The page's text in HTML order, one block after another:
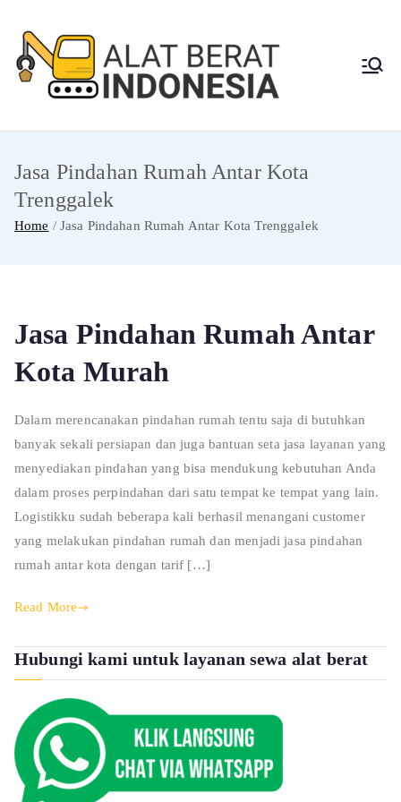
content
Berat
Indon
esia
Jasa Sewa Alat
Jasa Pindahan Rumah Antar Kota
Trenggalek
Home Jasa Pindahan Rumah Antar Kota Trenggalek
Jasa Pindahan Rumah Antar
Kota Murah
Dalam merencanakan pindahan rumah tentu saja di butuhkan
banyak sekali persiapan dan juga bantuan seta jasa layanan yang
menyediakan pindahan yang bisa mendukung kebutuhan Anda
dalam proses perpindahan dari satu tempat ke tempat yang lain.
Logistikku sudah beberapa kali berhasil menangani customer
yang melakukan pindahan rumah dan menjadi jasa pindahan
rumah antar kota dengan tarif […]
Read More
Hubungi kami untuk layanan sewa alat berat